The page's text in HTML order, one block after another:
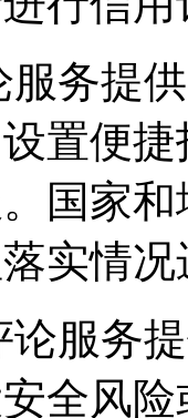
务提
置便
国家
实情
服务
全风